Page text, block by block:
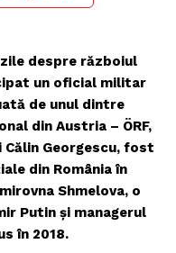
despre războiul
un oficial militar
de unul dintre
din Austria – ÖRF,
Georgescu, fost
din România în
Shmelova, o
Putin și managerul
în 2018.